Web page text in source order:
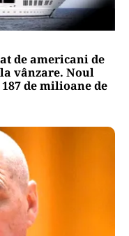
de americani de
vânzare. Noul
de milioane de